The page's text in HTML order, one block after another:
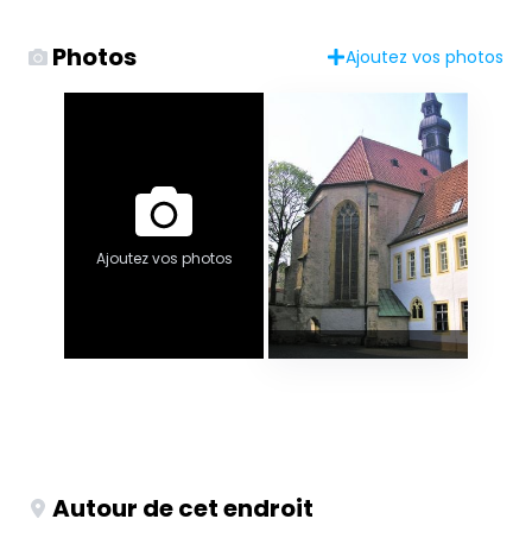
Photos Ajoutez vos photos
Ajoutez vos photos
Autour de cet endroit